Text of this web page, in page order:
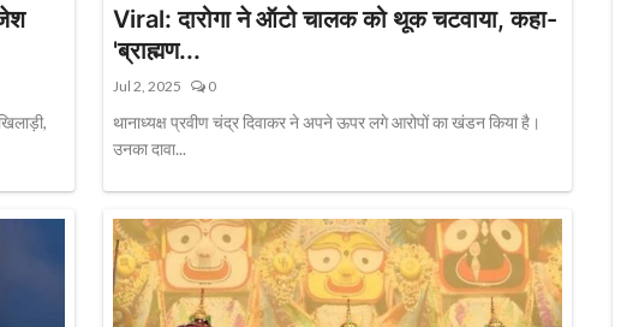
Viral: दारोगा ने ऑटो चालक को थूक चटवाया, कहा-
'ब्राह्मण...
Jul 2, 2025 0
थानाध्यक्ष प्रवीण चंद्र दिवाकर ने अपने ऊपर लगे आरोपों का खंडन किया है।
उनका दावा...